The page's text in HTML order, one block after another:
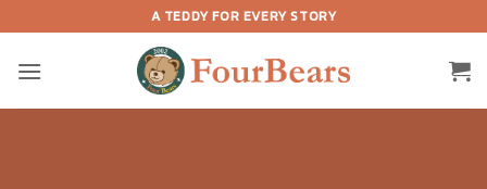
to
content
A TEDDY FOR EVERY STORY